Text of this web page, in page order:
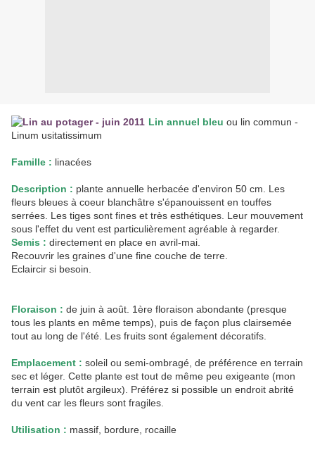
Lin annuel bleu ou lin commun -
Linum usitatissimum
Famille : linacées
Description : plante annuelle herbacée d'environ 50 cm. Les
fleurs bleues à coeur blanchâtre s'épanouissent en touffes
serrées. Les tiges sont fines et très esthétiques. Leur mouvement
sous l'effet du vent est particulièrement agréable à regarder.
Semis : directement en place en avril-mai.
Recouvrir les graines d'une fine couche de terre.
Eclaircir si besoin.
Floraison : de juin à août. 1ère floraison abondante (presque
tous les plants en même temps), puis de façon plus clairsemée
tout au long de l'été. Les fruits sont également décoratifs.
Emplacement : soleil ou semi-ombragé, de préférence en terrain
sec et léger. Cette plante est tout de même peu exigeante (mon
terrain est plutôt argileux). Préférez si possible un endroit abrité
du vent car les fleurs sont fragiles.
Utilisation : massif, bordure, rocaille